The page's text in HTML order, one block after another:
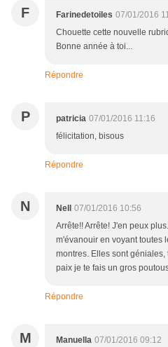
F Farinedetoiles 07/01/2016
Chouette cette nouvelle
Bonne année à toi...
Répondre
P patricia 07/01/2016 11:16
félicitation, bisous
Répondre
N Nell
07/01/2016 10:56
Arrête!! Arrête! J'en peux
m'évanouir en voyant toutes
montres. Elles sont
paix je te fais un gros
Répondre
M Manuella 07/01/2016 09:12